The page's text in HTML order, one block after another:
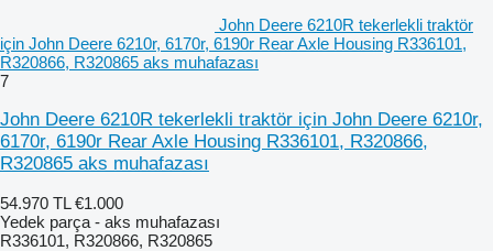
John Deere 6210R tekerlekli traktör
için John Deere 6210r, 6170r, 6190r Rear Axle Housing R336101,
R320866, R320865 aks muhafazası
7
John Deere 6210R tekerlekli traktör için John Deere 6210r,
6170r, 6190r Rear Axle Housing R336101, R320866,
R320865 aks muhafazası
54.970 TL €1.000
Yedek parça - aks muhafazası
R336101, R320866, R320865